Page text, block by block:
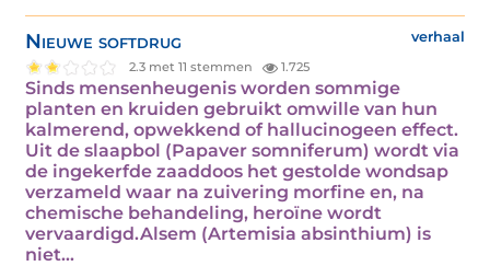
Nieuwe softdrug verhaal
2.3 met 11 stemmen 1.725
Sinds mensenheugenis worden sommige
planten en kruiden gebruikt omwille van hun
kalmerend, opwekkend of hallucinogeen effect.
Uit de slaapbol (Papaver somniferum) wordt via
de ingekerfde zaaddoos het gestolde wondsap
verzameld waar na zuivering morfine en, na
chemische behandeling, heroïne wordt
vervaardigd.Alsem (Artemisia absinthium) is
niet…